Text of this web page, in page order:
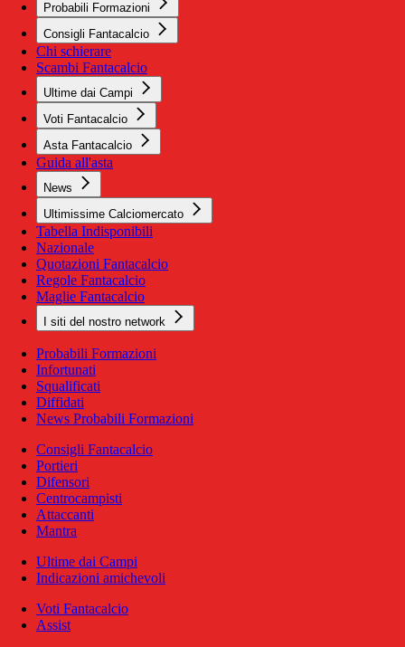
Probabili Formazioni
Consigli Fantacalcio
Chi schierare
Scambi Fantacalcio
Ultime dai Campi
Voti Fantacalcio
Asta Fantacalcio
Guida all'asta
News
Ultimissime Calciomercato
Tabella Indisponibili
Nazionale
Quotazioni Fantacalcio
Regole Fantacalcio
Maglie Fantacalcio
I siti del nostro network
Probabili Formazioni
Infortunati
Squalificati
Diffidati
News Probabili Formazioni
Consigli Fantacalcio
Portieri
Difensori
Centrocampisti
Attaccanti
Mantra
Ultime dai Campi
Indicazioni amichevoli
Voti Fantacalcio
Assist